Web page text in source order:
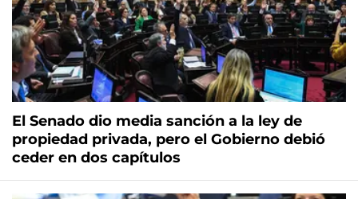
El Senado dio media sanción a la ley de
propiedad privada, pero el Gobierno debió
ceder en dos capítulos